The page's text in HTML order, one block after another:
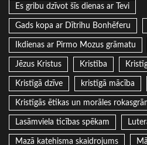
Es gribu dzīvot šīs dienas ar Tevi
Gads kopa ar Dītrihu Bonhēferu
Ikdienas ar Pirmo Mozus grāmatu
Jēzus Kristus Kristība
Kristīgā dzīve kristīgā mācība
Kristīgās ētikas un morāles
Lasāmviela ticības spēkam
Mazā katehisma skaidrojums